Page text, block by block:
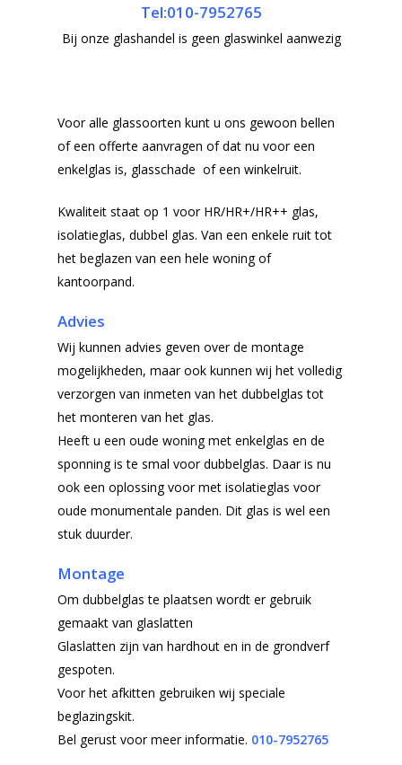
Tel:010-7952765
Bij onze glashandel is geen glaswinkel aanwezig
Voor alle glassoorten kunt u ons gewoon bellen
of een offerte aanvragen of dat nu voor een
enkelglas is, glasschade of een winkelruit.
Kwaliteit staat op 1 voor HR/HR+/HR++ glas,
isolatieglas, dubbel glas. Van een enkele ruit tot
het beglazen van een hele woning of
kantoorpand.
Advies
Wij kunnen advies geven over de montage
mogelijkheden, maar ook kunnen wij het volledig
verzorgen van inmeten van het dubbelglas tot
het monteren van het glas.
Heeft u een oude woning met enkelglas en de
sponning is te smal voor dubbelglas. Daar is nu
ook een oplossing voor met isolatieglas voor
oude monumentale panden. Dit glas is wel een
stuk duurder.
Montage
Om dubbelglas te plaatsen wordt er gebruik
gemaakt van glaslatten
Glaslatten zijn van hardhout en in de grondverf
gespoten.
Voor het afkitten gebruiken wij speciale
beglazingskit.
Bel gerust voor meer informatie. 010-7952765